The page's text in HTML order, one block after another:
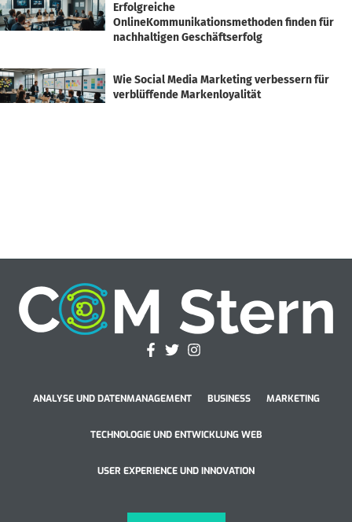
Erfolgreiche
OnlineKommunikationsmethoden finden für
nachhaltigen Geschäftserfolg
Wie Social Media Marketing verbessern für
verblüffende Markenloyalität
ANALYSE UND DATENMANAGEMENT BUSINESS MARKETING
TECHNOLOGIE UND ENTWICKLUNG WEB
USER EXPERIENCE UND INNOVATION